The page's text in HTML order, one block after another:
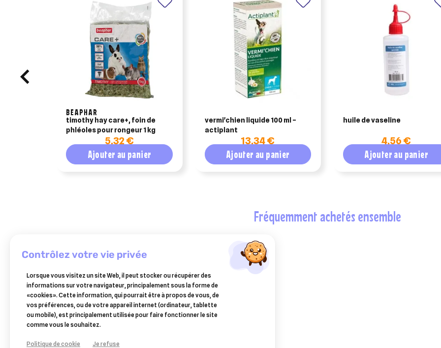
BEAPHAR
timothy hay care+, foin de
phléoles pour rongeur 1 kg
5,32 €
Ajouter au panier
vermi'chien liquide 100 ml –
actiplant
13,34 €
Ajouter au panier
huile de vaseline
4,56 €
Ajouter au panier
fréquemment achetés ensemble
OSALIA
13,57 €
Ajouter au panier
ESC
LABORATOIRE
esc
laboratoire
bardane
plante
pure
cutanées
25,50 €
Ajouter au panier
ESC
LABORATOIRE
esc
laboratoire
gaillet
gratteron
irritations
1kg
29,80 €
Ajouter au panier
ESC
LABORATOIRE
esc
laboratoire
equicarbocel
diarrhée
30,60 €
Ajouter au panier
contrôlez votre vie privée
Lorsque vous visitez un site Web, il peut stocker ou récupérer des
informations sur votre navigateur, principalement sous la forme de
«cookies». Cette information, qui pourrait être à propos de vous, de
vos préférences, ou de votre appareil internet (ordinateur, tablette
ou mobile), est principalement utilisée pour faire fonctionner le site
comme vous le souhaitez.
Politique de cookie Je refuse